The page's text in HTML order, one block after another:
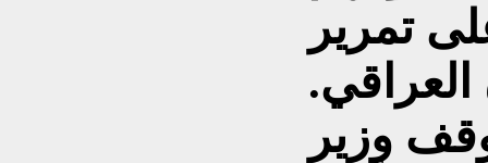
تمرير
العراقي.
وزير